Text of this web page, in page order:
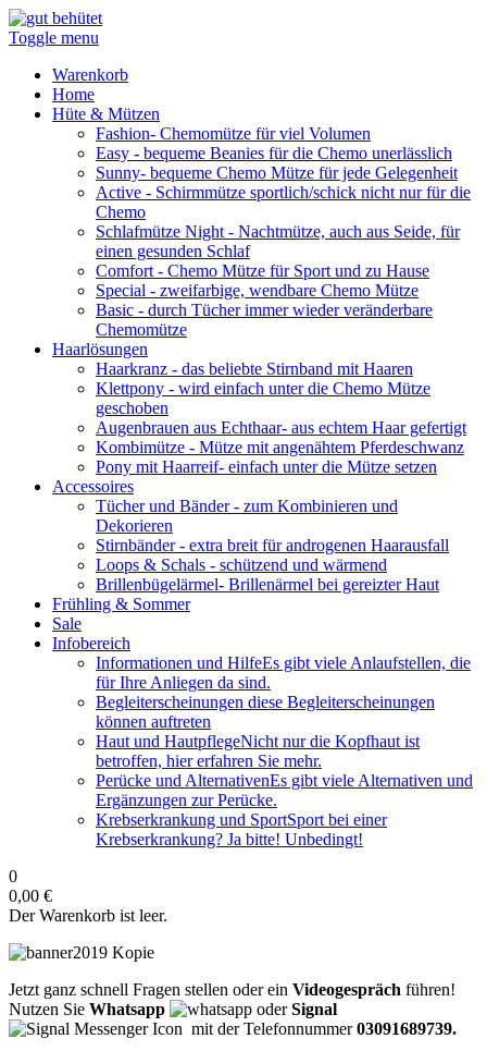
Toggle menu
Warenkorb
Home
Hüte & Mützen
Fashion- Chemomütze für viel Volumen
Easy - bequeme Beanies für die Chemo unerlässlich
Sunny- bequeme Chemo Mütze für jede Gelegenheit
Active - Schirmmütze sportlich/schick nicht nur für die
Chemo
Schlafmütze Night - Nachtmütze, auch aus Seide, für
einen gesunden Schlaf
Comfort - Chemo Mütze für Sport und zu Hause
Special - zweifarbige, wendbare Chemo Mütze
Basic - durch Tücher immer wieder veränderbare
Chemomütze
Haarlösungen
Haarkranz - das beliebte Stirnband mit Haaren
Klettpony - wird einfach unter die Chemo Mütze
geschoben
Augenbrauen aus Echthaar- aus echtem Haar gefertigt
Kombimütze - Mütze mit angenähtem Pferdeschwanz
Pony mit Haarreif- einfach unter die Mütze setzen
Accessoires
Tücher und Bänder- zum Kombinieren und
Dekorieren
Stirnbänder- extra breit für androgenen Haarausfall
Loops & Schals - schützend und wärmend
Brillenbügelärmel- Brillenärmel bei gereizter Haut
Frühling & Sommer
Sale
Infobereich
Informationen und HilfeEs gibt viele Anlaufstellen, die
für Ihre Anliegen da sind.
Begleiterscheinungen diese Begleiterscheinungen
können auftreten
Haut und HautpflegeNicht nur die Kopfhaut ist
betroffen, hier erfahren Sie mehr.
Perücke und AlternativenEs gibt viele Alternativen und
Ergänzungen zur Perücke.
Krebserkrankung und SportSport bei einer
Krebserkrankung? Ja bitte! Unbedingt!
0
0,00 €
Der Warenkorb ist leer.
Jetzt ganz schnell Fragen stellen oder ein Videogespräch führen!
Nutzen Sie Whatsapp oderSignal
mit der Telefonnummer03091689739.